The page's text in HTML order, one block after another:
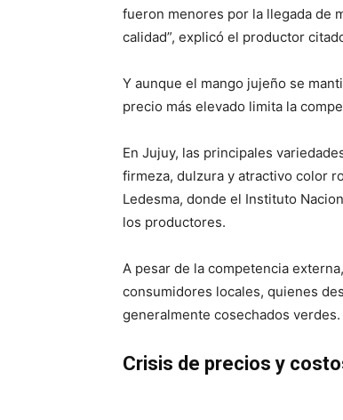
fueron menores por la llegada de
calidad”, explicó el productor
Y aunque el mango jujeño se
precio más elevado limita la
En Jujuy, las principales
firmeza, dulzura y atractivo color
Ledesma, donde el Instituto
los productores.
A pesar de la competencia
consumidores locales, quienes
generalmente cosechados verdes.
Crisis de precios y